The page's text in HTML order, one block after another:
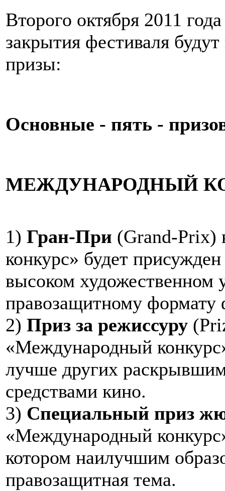
Второго октября 2011
закрытия фестиваля
призы:
Основные - пять -
МЕЖДУНАРОДНЫЙ
1) Гран-При (Grand-Prix)
конкурс» будет
высоком художественном
правозащитному формату
2) Приз за режиссуру
«Международный
лучше других
средствами кино.
3) Специальный приз
«Международный
котором наилучшим
правозащитная тема.